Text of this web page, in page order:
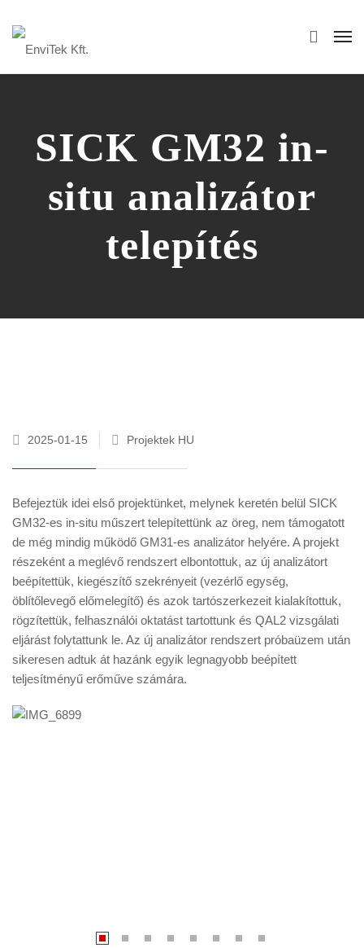
SICK GM32 in-
situ analizátor
telepítés
2025-01-15 Projektek HU
Befejeztük idei első projektünket, melynek keretén belül SICK
GM32-es in-situ műszert telepítettünk az öreg, nem támogatott
de még mindig működő GM31-es analizátor helyére. A projekt
részeként a meglévő rendszert elbontottuk, az új analizátort
beépítettük, kiegészítő szekrényeit (vezérlő egység,
öblítőlevegő előmelegítő) és azok tartószerkezeit kialakítottuk,
rögzítettük, felhasználói oktatást tartottunk és QAL2 vizsgálati
eljárást folytattunk le. Az új analizátor rendszert próbaüzem után
sikeresen adtuk át hazánk egyik legnagyobb beépített
teljesítményű erőműve számára.